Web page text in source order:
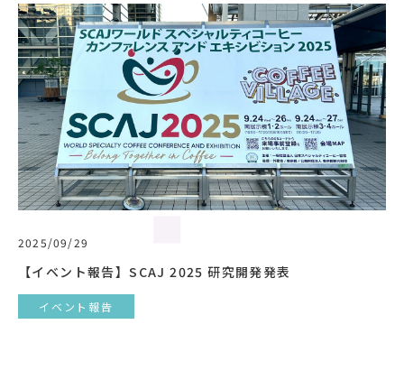
2025/09/29
【イベント報告】SCAJ 2025 研究開発発表
イベント報告